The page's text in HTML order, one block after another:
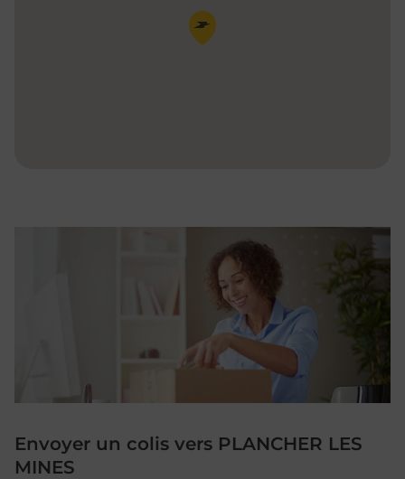
Pin de la carte
Envoyer un colis vers PLANCHER LES
MINES